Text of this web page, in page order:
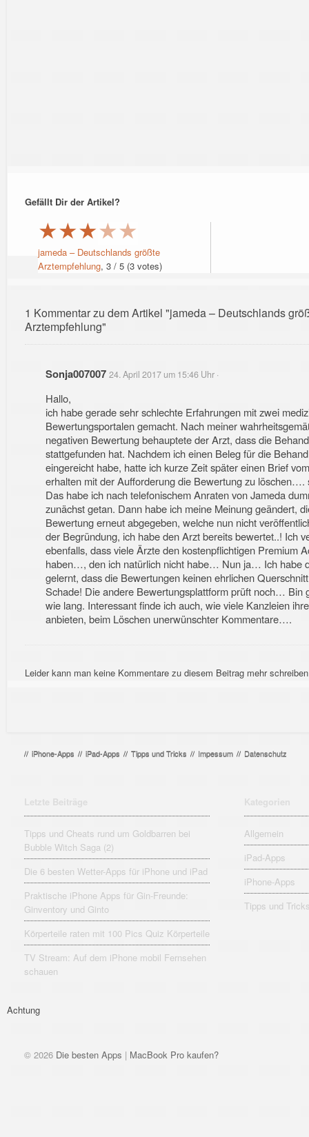
Gefällt Dir der Artikel?
★★★★★
jameda – Deutschlands größte
Arztempfehlung, 3 / 5 (3 votes)
1 Kommentar zu dem Artikel "jameda – Deutschlands
Arztempfehlung"
Sonja007007 24. April 2017 um 15:46 Uhr ·
Hallo,
ich habe gerade sehr schlechte Erfahrungen mit zwei
Bewertungsportalen gemacht. Nach meiner
negativen Bewertung behauptete der Arzt, dass die
stattgefunden hat. Nachdem ich einen Beleg für die
eingereicht habe, hatte ich kurze Zeit später einen Brief
erhalten mit der Aufforderung die Bewertung zu
Das habe ich nach telefonischem Anraten von Jameda
zunächst getan. Dann habe ich meine Meinung geändert,
Bewertung erneut abgegeben, welche nun nicht
der Begründung, ich habe den Arzt bereits bewertet..! Ich
ebenfalls, dass viele Ärzte den kostenpflichtigen Premium
haben…, den ich natürlich nicht habe… Nun ja… Ich habe
gelernt, dass die Bewertungen keinen ehrlichen
Schade! Die andere Bewertungsplattform prüft noch… Bin
wie lang. Interessant finde ich auch, wie viele Kanzleien
anbieten, beim Löschen unerwünschter Kommentare….
Leider kann man keine Kommentare zu diesem Beitrag mehr
// iPhone-Apps // iPad-Apps // Tipps und Tricks // Impessum // Datenschutz
Tipps und Cheats rund um Goldbarren bei
Bubble Witch Saga (2)
Die 6 besten Wetter-Apps für iPhone und iPad
Praktische iPhone Apps für Gin-Freunde:
Ginventory und Ginto
Körperteile raten mit 100 Pics Quiz Körperteile
TV Stream: Auf dem iPhone mobil Fernsehen
schauen
Allgemein
iPad-Apps
iPhone-Apps
Tipps und
Achtung
© 2026 Die besten Apps | MacBook Pro kaufen?